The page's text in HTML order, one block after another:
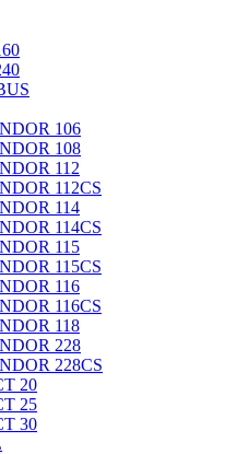
106
108
112
112CS
114
114CS
115
115CS
116
116CS
118
228
228CS
20
25
30